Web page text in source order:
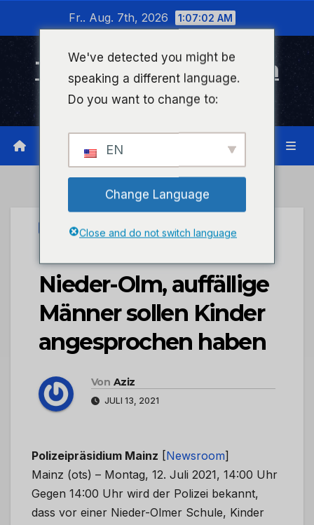
wechseln
Fr.. Aug. 7th, 2026 1:07:02 AM
Timeline Bad Kreuznach
Infonetzwerk für Bad Kreuznach
UNCATEGORIZED
POL-PPMZ: Mainz –
Nieder-Olm, auffällige
Männer sollen Kinder
angesprochen haben
Von Aziz
JULI 13, 2021
Polizeipräsidium Mainz [Newsroom]
Mainz (ots) – Montag, 12. Juli 2021, 14:00 Uhr
Gegen 14:00 Uhr wird der Polizei bekannt,
dass vor einer Nieder-Olmer Schule, Kinder
We've detected you might be
speaking a different language.
Do you want to change to:
EN
Change Language
Close and do not switch language